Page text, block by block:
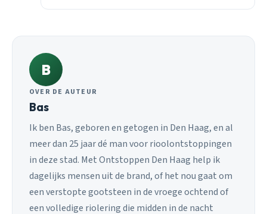
B
OVER DE AUTEUR
Bas
Ik ben Bas, geboren en getogen in Den Haag, en al
meer dan 25 jaar dé man voor rioolontstoppingen
in deze stad. Met Ontstoppen Den Haag help ik
dagelijks mensen uit de brand, of het nou gaat om
een verstopte gootsteen in de vroege ochtend of
een volledige riolering die midden in de nacht